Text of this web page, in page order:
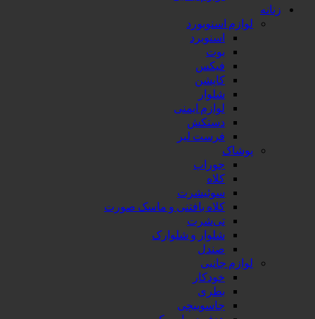
زنانه
لوازم اسنوبورد
اسنوبرد
بوت
فیکس
کاپشن
شلوار
لوازم ایمنی
دستکش
فرست لیر
پوشاک
جوراب
کلاه
سوئیشرت
کلاه بافتنی و ماسک صورت
تی‌شرت
شلوار و شلوارک
صندل
لوازم جانبی
خودکار
بطری
جاسوییچی